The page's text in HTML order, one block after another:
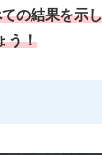
の結果を示
う！